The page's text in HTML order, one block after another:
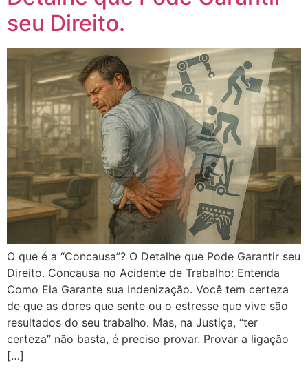
seu Direito.
O que é a “Concausa”? O Detalhe que Pode Garantir seu
Direito. Concausa no Acidente de Trabalho: Entenda
Como Ela Garante sua Indenização. Você tem certeza
de que as dores que sente ou o estresse que vive são
resultados do seu trabalho. Mas, na Justiça, “ter
certeza” não basta, é preciso provar. Provar a ligação
[…]